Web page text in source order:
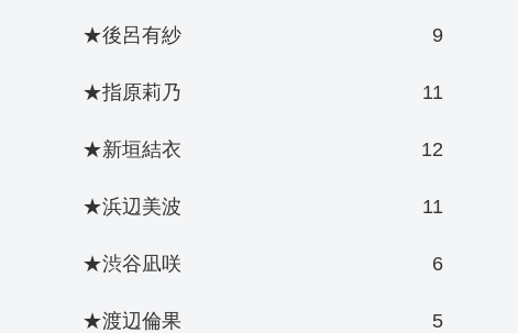
★後呂有紗 9
★指原莉乃 11
★新垣結衣 12
★浜辺美波 11
★渋谷凪咲 6
★渡辺倫果 5